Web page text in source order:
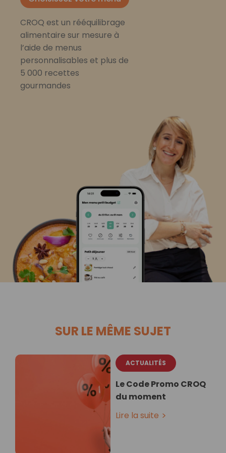
CROQ est un rééquilibrage
alimentaire sur mesure à
l’aide de menus
personnalisables et plus de
5 000 recettes
gourmandes
SUR LE MÊME SUJET
ACTUALITÉS
Le Code Promo CROQ
du moment
Lire la suite